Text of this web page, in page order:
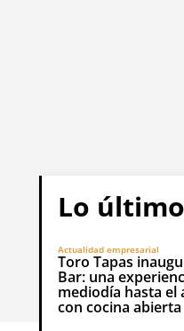
Lo último
Actualidad empresarial
Toro Tapas
Bar: una
mediodía hasta el
con cocina abierta